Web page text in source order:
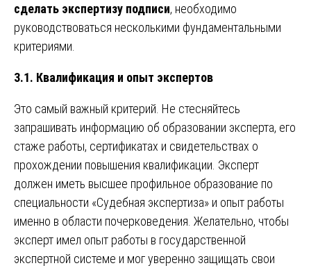
сделать экспертизу подписи, необходимо
руководствоваться несколькими фундаментальными
критериями.
3.1. Квалификация и опыт экспертов
Это самый важный критерий. Не стесняйтесь
запрашивать информацию об образовании эксперта, его
стаже работы, сертификатах и свидетельствах о
прохождении повышения квалификации. Эксперт
должен иметь высшее профильное образование по
специальности «Судебная экспертиза» и опыт работы
именно в области почерковедения. Желательно, чтобы
эксперт имел опыт работы в государственной
экспертной системе и мог уверенно защищать свои